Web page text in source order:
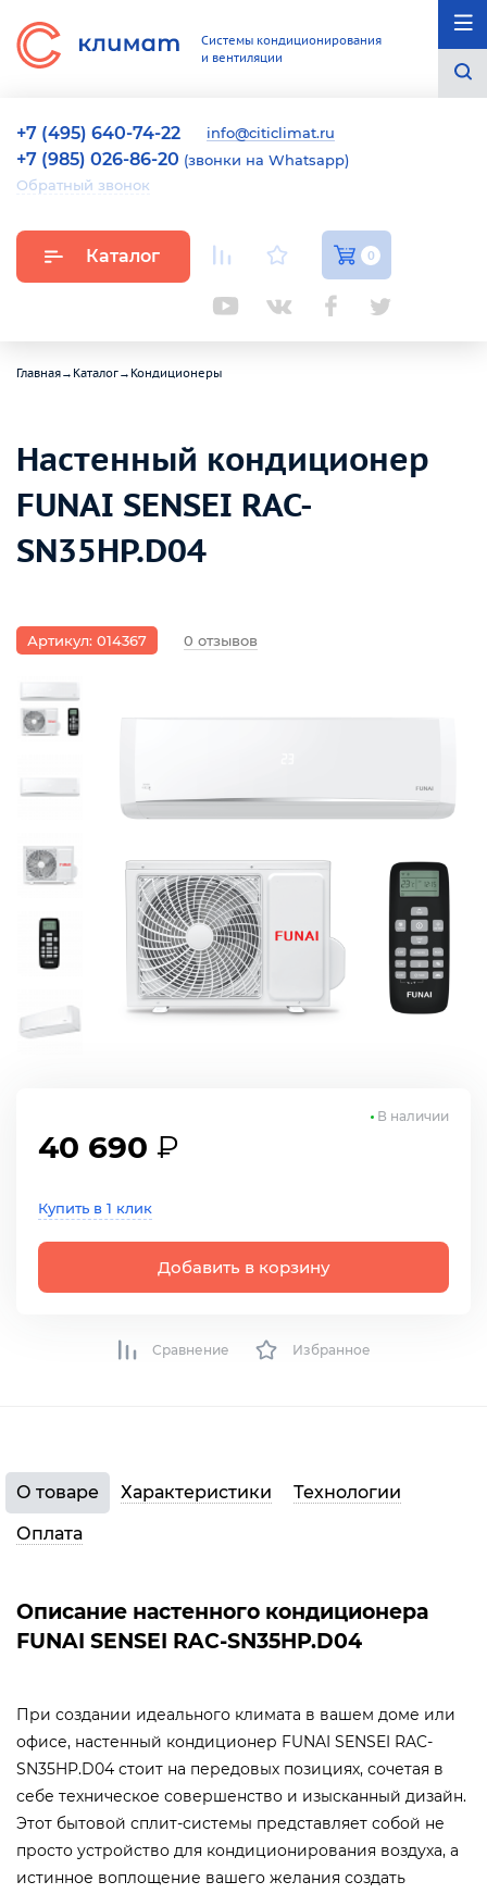
Системы кондиционирования
и вентиляции
+7 (495) 640-74-22 info@citiclimat.ru
+7 (985) 026-86-20 (звонки на Whatsapp)
Обратный звонок
Каталог 0
Главная→ Каталог→ Кондиционеры
Настенный кондиционер
FUNAI SENSEI RAC-
SN35HP.D04
Артикул: 014367 0 отзывов
40 690 ₽
Купить в 1 клик
Добавить в корзину
В наличии
Сравнение Избранное
О товаре Характеристики
Технологии
Оплата
Описание настенного кондиционера
FUNAI SENSEI RAC-SN35HP.D04
При создании идеального климата в вашем доме или
офисе, настенный кондиционер FUNAI SENSEI RAC-
SN35HP.D04 стоит на передовых позициях, сочетая в
себе техническое совершенство и изысканный дизайн.
Этот бытовой сплит-системы представляет собой не
просто устройство для кондиционирования воздуха, а
истинное воплощение вашего желания создать